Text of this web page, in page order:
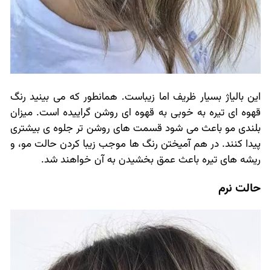
این بالیاژ بسیار ظریف اما زیباست. همانطور که می بینید رنگ
قهوه ای تیره به خوبی به قهوه ای روشن گراییده است. میزان
بلندی مو باعث می شود قسمت های روشن تر جلوه ی بیشتری
پیدا کنند. در هم آمیختن رنگ ها موجب زیبا کردن حالت مو، و
ریشه های تیره باعث عمق بخشیدن به آن خواهند شد.
حالت نرم